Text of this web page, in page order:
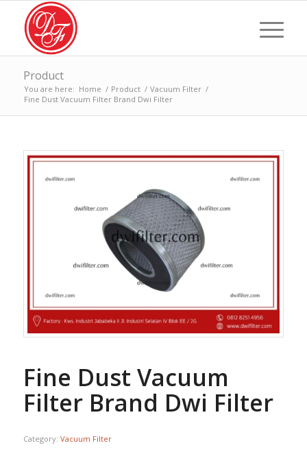
Product
You are here: Home / Product / Vacuum Filter /
Fine Dust Vacuum Filter Brand Dwi Filter
Fine Dust Vacuum
Filter Brand Dwi Filter
Category: Vacuum Filter